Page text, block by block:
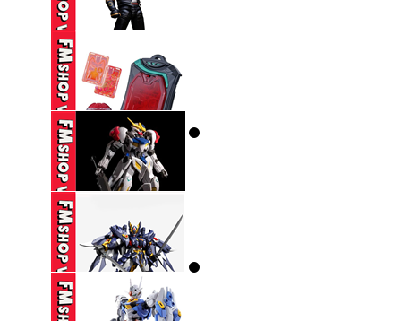
(2ND) MAFEX 123
CATWOMAN HUSH ...
1,650,000 VND
(CÓ TT) STORM
COLLECTIBLES TKOF
...
650,000 VND
DX ZEZTZ LICENSE
350,000 VND
(NOBOX-THIẾU PART-
SƠN LẠI) HG ...
270,000 VND